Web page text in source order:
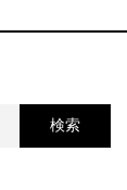
検索